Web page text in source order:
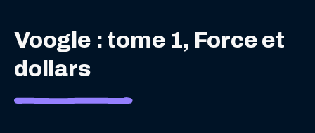
Voogle : tome 1, Force et
dollars